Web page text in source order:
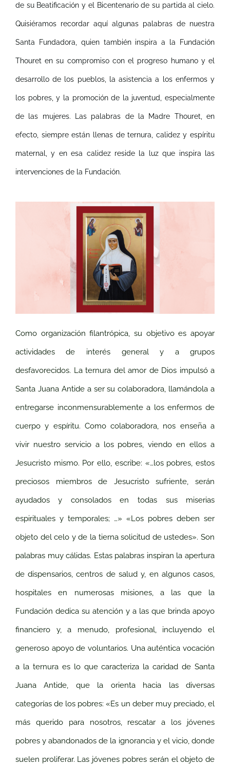
de su Beatificación y el Bicentenario de su partida al cielo.
Quisiéramos recordar aquí algunas palabras de nuestra
Santa Fundadora, quien también inspira a la Fundación
Thouret en su compromiso con el progreso humano y el
desarrollo de los pueblos, la asistencia a los enfermos y
los pobres, y la promoción de la juventud, especialmente
de las mujeres. Las palabras de la Madre Thouret, en
efecto, siempre están llenas de ternura, calidez y espíritu
maternal, y en esa calidez reside la luz que inspira las
intervenciones de la Fundación.
Como organización filantrópica, su objetivo es apoyar
actividades de interés general y a grupos
desfavorecidos. La ternura del amor de Dios impulsó a
Santa Juana Antide a ser su colaboradora, llamándola a
entregarse inconmensurablemente a los enfermos de
cuerpo y espíritu. Como colaboradora, nos enseña a
vivir nuestro servicio a los pobres, viendo en ellos a
Jesucristo mismo. Por ello, escribe: «…los pobres, estos
preciosos miembros de Jesucristo sufriente, serán
ayudados y consolados en todas sus miserias
espirituales y temporales; …» «Los pobres deben ser
objeto del celo y de la tierna solicitud de ustedes». Son
palabras muy cálidas. Estas palabras inspiran la apertura
de dispensarios, centros de salud y, en algunos casos,
hospitales en numerosas misiones, a las que la
Fundación dedica su atención y a las que brinda apoyo
financiero y, a menudo, profesional, incluyendo el
generoso apoyo de voluntarios. Una auténtica vocación
a la ternura es lo que caracteriza la caridad de Santa
Juana Antide, que la orienta hacia las diversas
categorías de los pobres: «Es un deber muy preciado, el
más querido para nosotros, rescatar a los jóvenes
pobres y abandonados de la ignorancia y el vicio, donde
suelen proliferar. Las jóvenes pobres serán el objeto de